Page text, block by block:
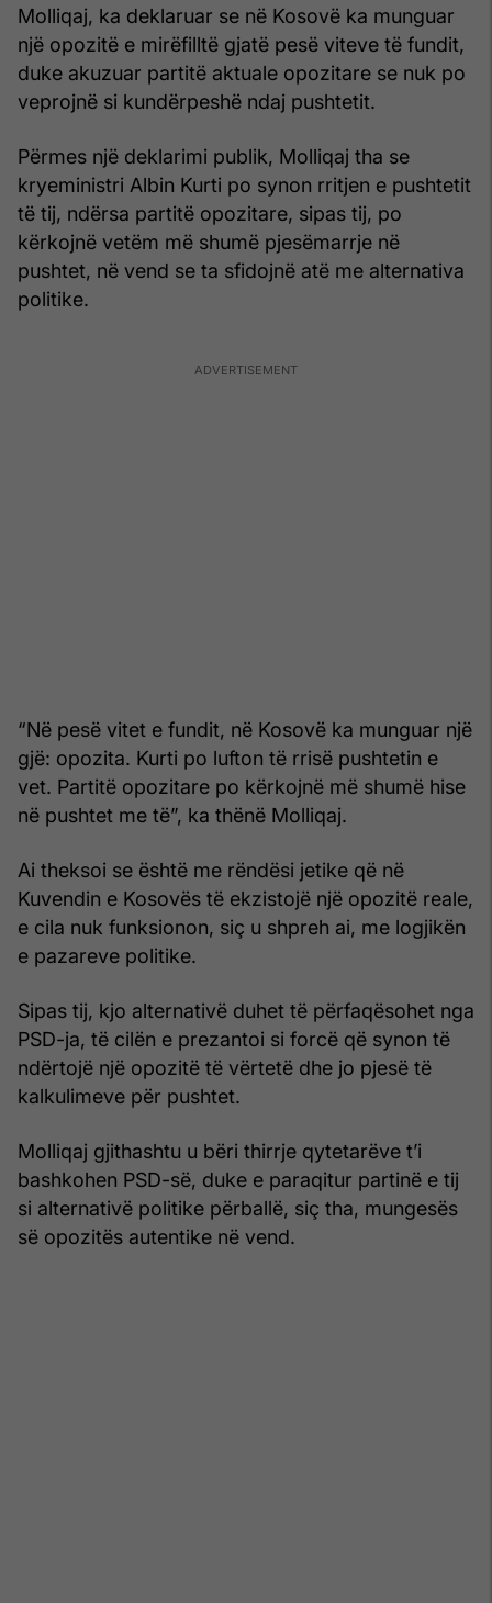
Molliqaj, ka deklaruar se në Kosovë ka munguar
një opozitë e mirëfilltë gjatë pesë viteve të fundit,
duke akuzuar partitë aktuale opozitare se nuk po
veprojnë si kundërpeshë ndaj pushtetit.
Përmes një deklarimi publik, Molliqaj tha se
kryeministri Albin Kurti po synon rritjen e pushtetit
të tij, ndërsa partitë opozitare, sipas tij, po
kërkojnë vetëm më shumë pjesëmarrje në
pushtet, në vend se ta sfidojnë atë me alternativa
politike.
“Në pesë vitet e fundit, në Kosovë ka munguar një
gjë: opozita. Kurti po lufton të rrisë pushtetin e
vet. Partitë opozitare po kërkojnë më shumë hise
në pushtet me të”, ka thënë Molliqaj.
Ai theksoi se është me rëndësi jetike që në
Kuvendin e Kosovës të ekzistojë një opozitë reale,
e cila nuk funksionon, siç u shpreh ai, me logjikën
e pazareve politike.
Sipas tij, kjo alternativë duhet të përfaqësohet nga
PSD-ja, të cilën e prezantoi si forcë që synon të
ndërtojë një opozitë të vërtetë dhe jo pjesë të
kalkulimeve për pushtet.
Molliqaj gjithashtu u bëri thirrje qytetarëve t’i
bashkohen PSD-së, duke e paraqitur partinë e tij
si alternativë politike përballë, siç tha, mungesës
së opozitës autentike në vend.